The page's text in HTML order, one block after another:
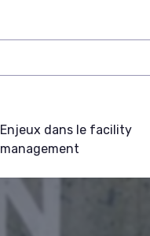
Enjeux dans le facility
management